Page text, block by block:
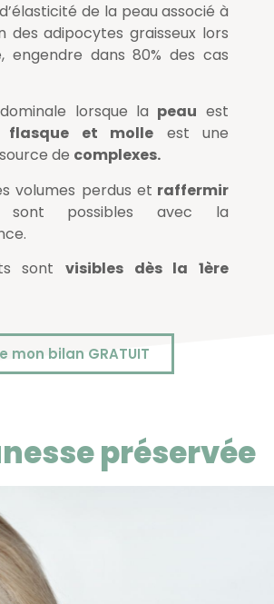
de la peau associé à
des adipocytes graisseux lors
engendre dans 80% des cas
lorsque la peau est
flasque et molle est une
de complexes.
volumes perdus et raffermir
possibles avec la
sont visibles dès la 1ère
mon bilan GRATUIT
préservée